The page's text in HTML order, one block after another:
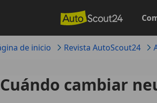
principal
de inicio Revista AutoScout24
Cuándo cambiar